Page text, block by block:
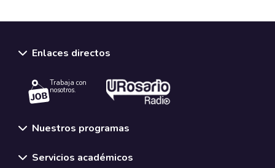
Enlaces directos
Trabaja con
nosotros.
Nuestros programas
Servicios académicos